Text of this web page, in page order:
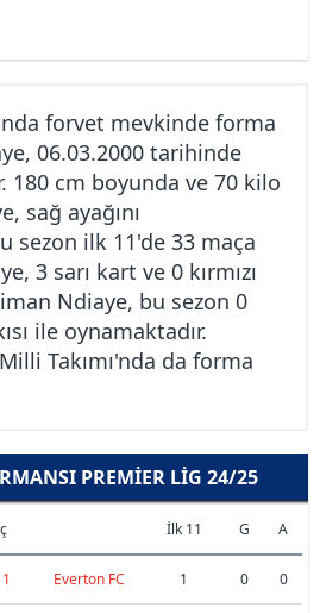
forvet mevkinde forma
06.03.2000 tarihinde
180 cm boyunda ve 70 kilo
sağ ayağını
sezon ilk 11'de 33 maça
3 sarı kart ve 0 kırmızı
Ndiaye, bu sezon 0
ile oynamaktadır.
Takımı'nda da forma
PREMIER LIG 24/25
İlk 11 G
A
1 Everton FC 1 0 0